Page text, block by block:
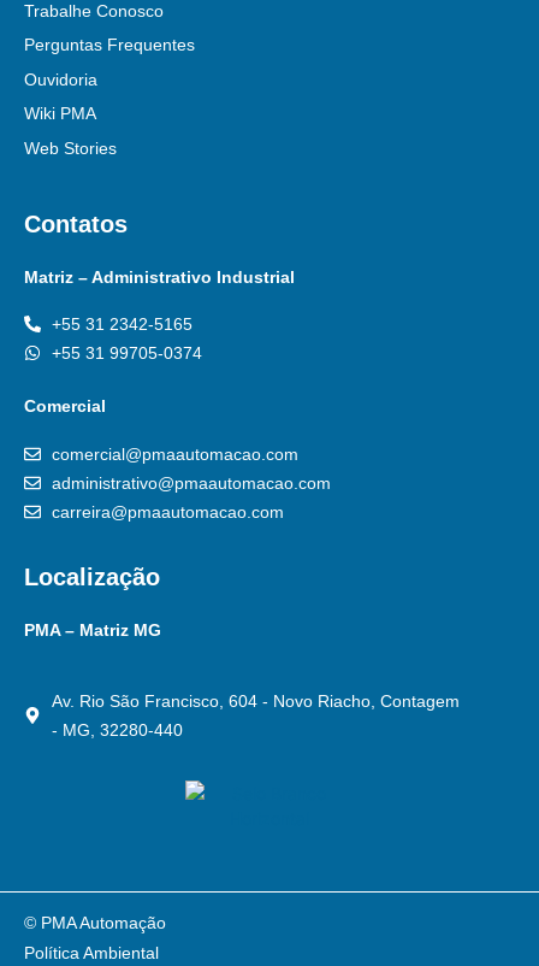
Trabalhe Conosco
Perguntas Frequentes
Ouvidoria
Wiki PMA
Web Stories
Contatos
Matriz – Administrativo Industrial
+55 31 2342-5165
+55 31 99705-0374
Comercial
comercial@pmaautomacao.com
administrativo@pmaautomacao.com
carreira@pmaautomacao.com
Localização
PMA – Matriz MG
Av. Rio São Francisco, 604 - Novo Riacho, Contagem
- MG, 32280-440
Política Ambiental
© PMA Automação